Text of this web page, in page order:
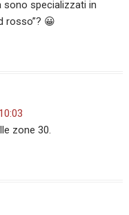
sono specializzati in
rosso”? 😀
zone 30.